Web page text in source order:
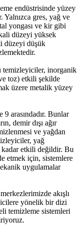
endüstrisinde yüzey
Yalnızca gres, yağ ve
yongası ve kir gibi
düzeyi yüksek
düzeyi düşük
temizleyiciler, inorganik
toz) etkili şekilde
üzere metalik yüzey
arasındadır. Bunlar
demir dışı ağır
ve yağdan
yağ
etkili değildir. Bu
etmek için, sistemlere
uygulamalar
akışlı
yönelik bir dizi
temizleme sistemleri